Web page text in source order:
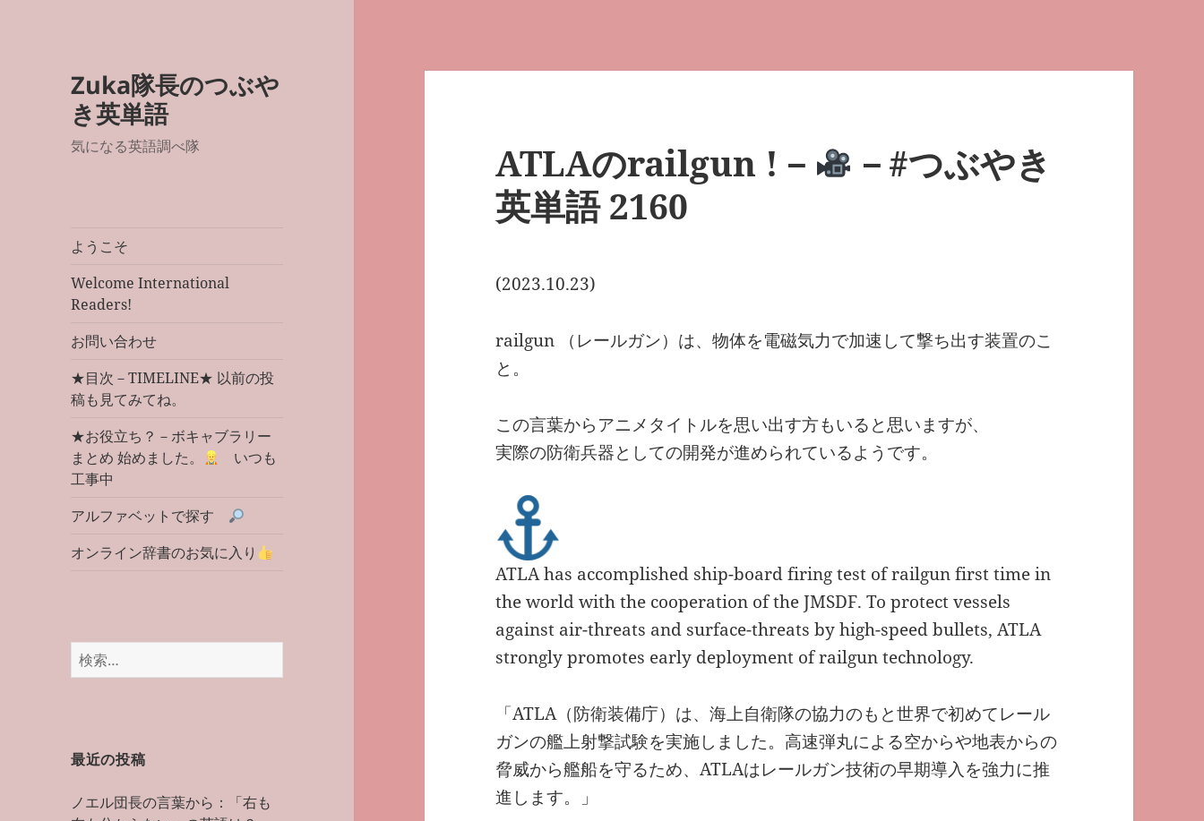
Zuka隊長のつぶや
き英単語
気になる英語調べ隊
ようこそ
Welcome International
Readers!
お問い合わせ
★目次－TIMELINE★ 以前の投
稿も見てみてね。
★お役立ち？－ボキャブラリー
まとめ 始めました。
いつも
工事中
アルファベットで探す
オンライン辞書のお気に入り
検
索:
最近の投稿
ノエル団長の言葉から：「右も
ATLAのrailgun !－
－#つぶやき
英単語 2160
(2023.10.23)
railgun （レールガン）は、物体を電磁気力で加速して撃ち出す装置のこ
と。
この言葉からアニメタイトルを思い出す方もいると思いますが、
実際の防衛兵器としての開発が進められているようです。
ATLA has accomplished ship-board firing test of railgun first time in
the world with the cooperation of the JMSDF. To protect vessels
against air-threats and surface-threats by high-speed bullets, ATLA
strongly promotes early deployment of railgun technology.
「ATLA（防衛装備庁）は、海上自衛隊の協力のもと世界で初めてレール
ガンの艦上射撃試験を実施しました。高速弾丸による空からや地表からの
脅威から艦船を守るため、ATLAはレールガン技術の早期導入を強力に推
進します。」